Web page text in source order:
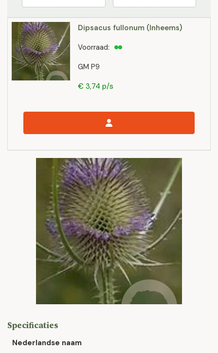
Dipsacus fullonum (Inheems)
GM P9
Voorraad:
€ 3,74 p/s
Specificaties
Nederlandse naam